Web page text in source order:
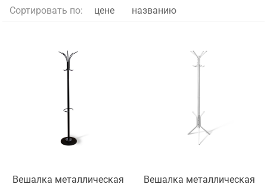
Сортировать по: цене названию
Вешалка металлическая
Вешалка металлическая